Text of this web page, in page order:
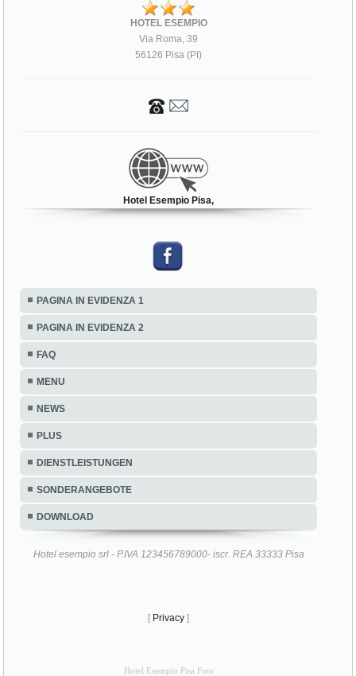
HOTEL ESEMPIO
Via Roma, 39
56126 Pisa (PI)
Hotel Esempio Pisa,
PAGINA IN EVIDENZA 1
PAGINA IN EVIDENZA 2
FAQ
MENU
NEWS
PLUS
DIENSTLEISTUNGEN
SONDERANGEBOTE
DOWNLOAD
Hotel esempio srl - P.IVA 123456789000- iscr. REA 33333 Pisa
[ Privacy ]
Hotel Esempio Pisa Foto